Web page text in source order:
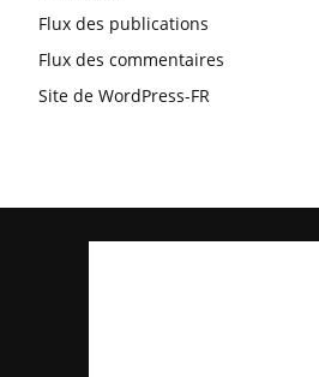
Flux des publications
Flux des commentaires
Site de WordPress-FR